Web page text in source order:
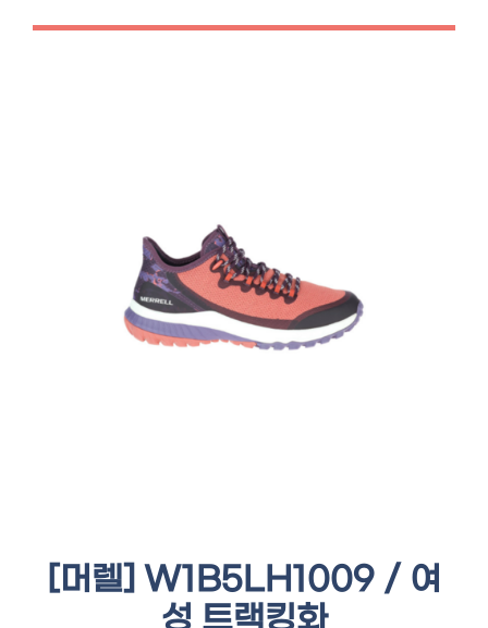
[머렐] W1B5LH1009 / 여
성 트랙킹화